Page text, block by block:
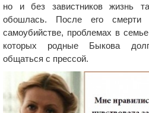
но и без завистников жизнь
обошлась. После его
самоубийстве, проблемах в
которых родные Быкова
общаться с прессой.